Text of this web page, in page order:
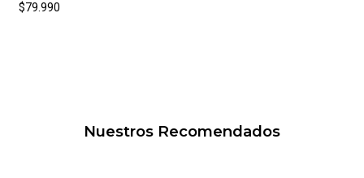
$79.990
Nuestros Recomendados